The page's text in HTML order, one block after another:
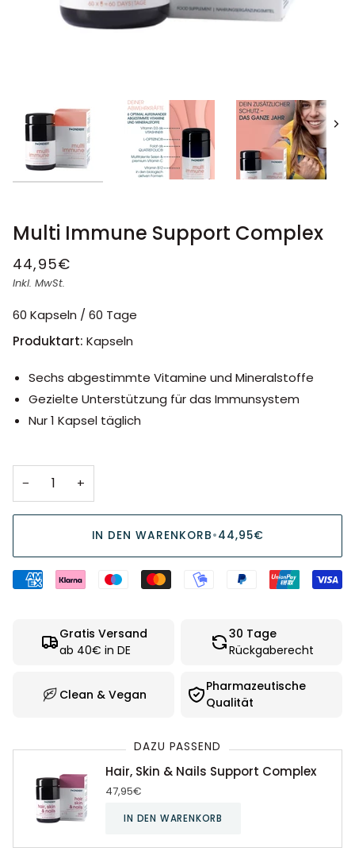
Multi Immune Support Complex
44,95€
Inkl. MwSt.
60 Kapseln / 60 Tage
Produktart: Kapseln
Sechs abgestimmte Vitamine und Mineralstoffe
Gezielte Unterstützung für das Immunsystem
Nur 1 Kapsel täglich
− +
IN DEN WARENKORB•44,95€
Gratis Versand
ab 40€ in DE
30 Tage
Rückgaberecht
Clean & Vegan
Pharmazeutische
Qualität
DAZU PASSEND
Hair, Skin & Nails Support Complex
47,95€
IN DEN WARENKORB